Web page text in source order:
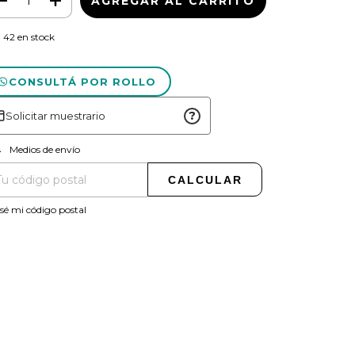
42en stock
CONSULTÁ POR ROLLO
Solicitar muestrario ?
para el CP:
Medios de envío
CALCULAR
mi código postal